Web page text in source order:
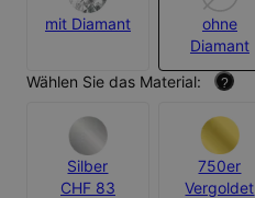
mit Diamant
ohne
Diamant
Wählen Sie das Material:
?
Silber
CHF 83
750er
Vergoldet